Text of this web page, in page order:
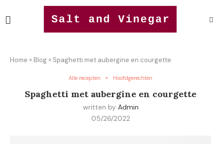
Home » Blog » Spaghetti met aubergine en courgette
Alle recepten Hoofdgerechten
Spaghetti met aubergine en courgette
written by Admin
05/26/2022